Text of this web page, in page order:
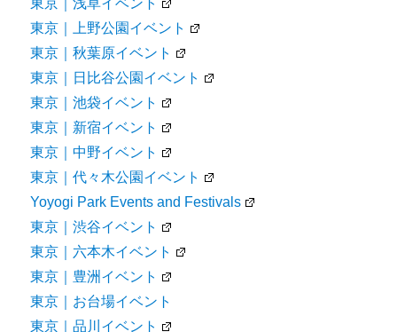
東京｜浅草イベント
東京｜上野公園イベント
東京｜秋葉原イベント
東京｜日比谷公園イベント
東京｜池袋イベント
東京｜新宿イベント
東京｜中野イベント
東京｜代々木公園イベント
Yoyogi Park Events and Festivals
東京｜渋谷イベント
東京｜六本木イベント
東京｜豊洲イベント
東京｜お台場イベント
東京｜品川イベント